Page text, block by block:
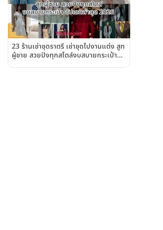
23 ร้านเช่าชุดราตรี เช่าชุดไปงานแต่ง สูท
ผู้ชาย สวยปังทุกสไตล์งบสบายกระเป๋า